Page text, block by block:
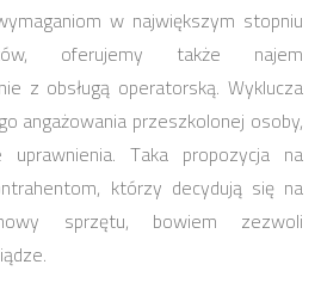
w największym stopniu
oferujemy także najem
z obsługą operatorską. Wyklucza
angażowania przeszkolonej osoby,
Taka propozycja na
którzy decydują się na
sprzętu, bowiem zezwoli